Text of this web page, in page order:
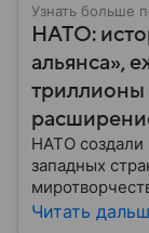
Узнать больше
НАТО:
альянса»,
триллионы
НАТО создали
западных
Читать